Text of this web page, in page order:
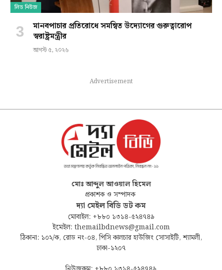
লিড নিউজ
মানবপাচার প্রতিরোধে সমন্বিত উদ্যোগের গুরুত্বারোপ
স্বরাষ্ট্রমন্ত্রীর
আগস্ট ৫, ২০২৬
Advertisement
মোঃ আব্দুল আওয়াল হিমেল
প্রকাশক ও সম্পাদক
দ্যা মেইল বিডি ডট কম
মোবাইল: +৮৮০ ১৩১৪-৫২৪৭৪৯
ইমেইল: themailbdnews@gmail.com
ঠিকানা: ১০২/ক, রোড নং-০৪, পিসি কালচার হাউজিং সোসাইটি, শ্যামলী,
ঢাকা-১২০৭